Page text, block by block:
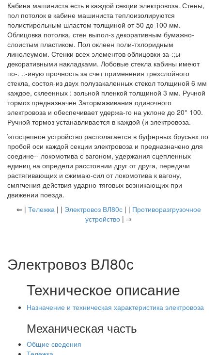
Кабина машиниста есть в каждой секции электровоза. Стены,
пол потолок в кабине машиниста теплоизолируются
полистирольным шластом толщиной от 50 до 100 мм.
Облицовка потолка, стен выпол-з декоративным бумажно-
слоистым пластиком. Пол оклеен поли-тхлоридным
линолеумом. Стенки всех элементов облицовки за-:;ы
декоративными накладками. Лобовые стекла кабины имеют
по-. ..-иную прочность за счет применения трехслойного
стекла, состоя-из двух полузакаленных стекол толщиной 6 мм
каждое, склеенных : зольной пленкой толщиной 3 мм. Ручной
тормоз предназначен Затормаживания одиночного
электровоза и обеспечивает удержа-го на уклоне до 20° 100.
Ручной тормоз устанавливается в каждой (и электровоза.
\зтосцепное устройство располагается в буферных брусьях по
пробой оси каждой секции электровоза и предназначено для
соедине-- локомотива с вагоном, удержания сцепленных
единиц на определи расстоянии друг от друга, передачи
растягивающих и сжимаю-сил от локомотива к вагону,
смягчения действия ударно-тяговых возникающих при
движении поезда.
⇐ | Тележка| | Электровоз ВЛ80с| | Противоразгрузочное
устройство | ⇒
Электровоз ВЛ80с
Техническое описание
Назначение и техническая характеристика электровоза
Механическая часть
Общие сведения